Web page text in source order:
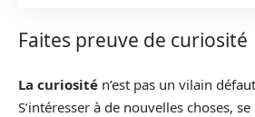
Faites preuve de curiosité
La curiosité n’est pas un vilain
S’intéresser à de nouvelles choses,